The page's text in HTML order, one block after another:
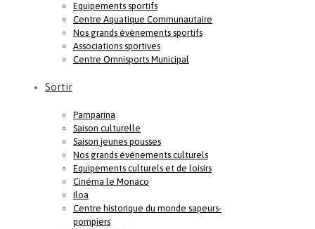
Equipements sportifs
Centre Aquatique Communautaire
Nos grands évènements sportifs
Associations sportives
Centre Omnisports Municipal
Sortir
Pamparina
Saison culturelle
Saison jeunes pousses
Nos grands événements culturels
Equipements culturels et de loisirs
Cinéma le Monaco
Iloa
Centre historique du monde sapeurs-
pompiers